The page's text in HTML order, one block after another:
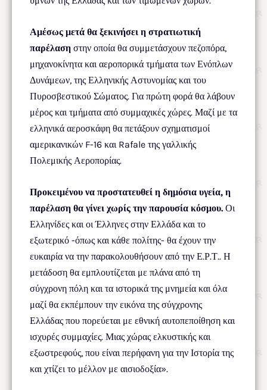
Αμέσως μετά θα ξεκινήσει η στρατιωτική
παρέλαση στην οποία θα συμμετάσχουν πεζοπόρα,
μηχανοκίνητα και αεροπορικά τμήματα των Ενόπλων
Δυνάμεων, της Ελληνικής Αστυνομίας και του
Πυροσβεστικού Σώματος. Για πρώτη φορά θα λάβουν
μέρος και τμήματα από συμμαχικές χώρες. Μαζί με τα
ελληνικά αεροσκάφη θα πετάξουν σχηματισμοί
αμερικανικών F-16 και Rafale της γαλλικής
Πολεμικής Αεροπορίας.
Προκειμένου να προστατευθεί η δημόσια υγεία, η
παρέλαση θα γίνει χωρίς την παρουσία κόσμου. Οι
Ελληνίδες και οι Έλληνες στην Ελλάδα και το
εξωτερικό -όπως και κάθε πολίτης- θα έχουν την
ευκαιρία να την παρακολουθήσουν από την Ε.Ρ.Τ.. Η
μετάδοση θα εμπλουτίζεται με πλάνα από τη
σύγχρονη πόλη και τα ιστορικά της μνημεία και όλα
μαζί θα εκπέμπουν την εικόνα της σύγχρονης
Ελλάδας που πορεύεται με εθνική αυτοπεποίθηση και
ισχυρές συμμαχίες. Μιας χώρας ελκυστικής και
εξωστρεφούς, που είναι περήφανη για την Ιστορία της
και χτίζει το μέλλον με αισιοδοξία».